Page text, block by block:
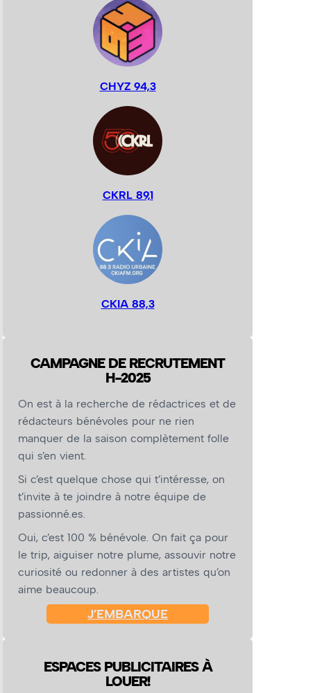
CHYZ 94,3
CKRL 89,1
CKIA 88,3
CAMPAGNE DE RECRUTEMENT
H-2025
On est à la recherche de rédactrices et de
rédacteurs bénévoles pour ne rien
manquer de la saison complètement folle
qui s’en vient.
Si c’est quelque chose qui t’intéresse, on
t’invite à te joindre à notre équipe de
passionné.es.
Oui, c’est 100 % bénévole. On fait ça pour
le trip, aiguiser notre plume, assouvir notre
curiosité ou redonner à des artistes qu’on
aime beaucoup.
J’EMBARQUE
ESPACES PUBLICITAIRES À
LOUER!